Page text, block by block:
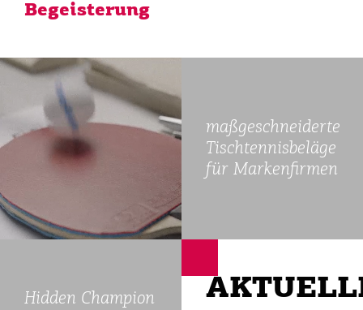
Begeisterung
maßgeschneiderte
Tischtennisbeläge
für Markenfirmen
Hidden Champion